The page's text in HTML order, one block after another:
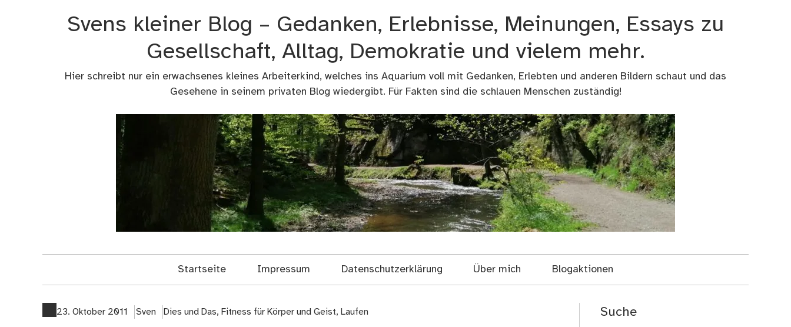
Svens kleiner Blog – Gedanken, Erlebnisse, Meinungen, Essays zu
Gesellschaft, Alltag, Demokratie und vielem mehr.
Hier schreibt nur ein erwachsenes kleines Arbeiterkind, welches ins Aquarium voll mit Gedanken, Erlebten und anderen Bildern schaut und das
Gesehene in seinem privaten Blog wiedergibt. Für Fakten sind die schlauen Menschen zuständig!
Startseite Impressum Datenschutzerklärung Über mich Blogaktionen
23. Oktober 2011 Sven Dies und Das, Fitness für Körper und Geist, Laufen Suche